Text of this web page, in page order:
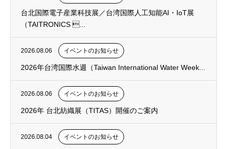
台北国際電子産業科技展／台湾国際人工知能AI・IoT展
（TAITRONICS ...
2026.08.06 イベントのお知らせ
2026年台湾国際水週（Taiwan International Water Week...
2026.08.06 イベントのお知らせ
2026年 台北紡織展（TITAS）開催のご案内
2026.08.04 イベントのお知らせ